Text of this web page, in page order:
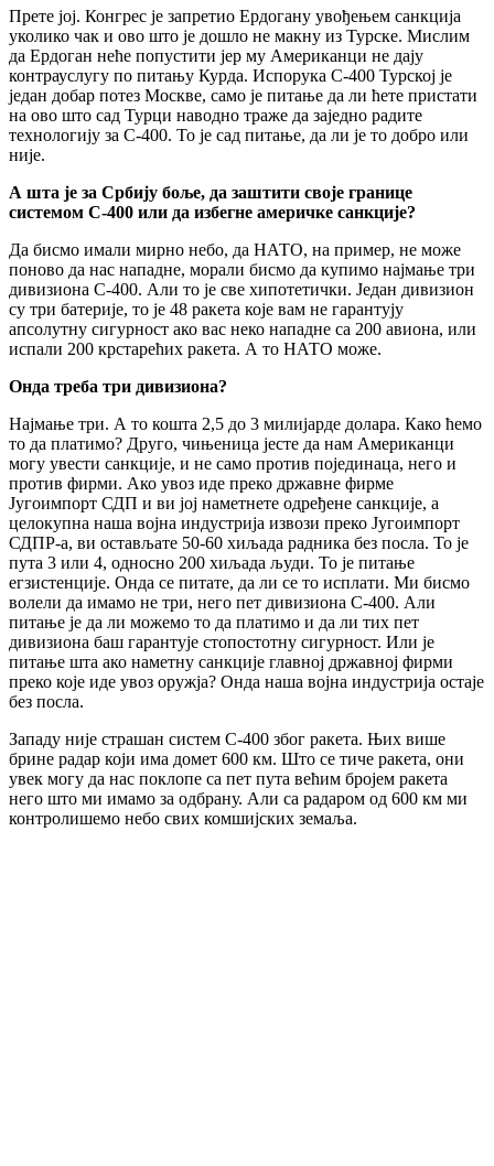
Прете јој. Конгрес је запретио Ердогану увођењем санкција
уколико чак и ово што је дошло не макну из Турске. Мислим
да Ердоган неће попустити јер му Американци не дају
контрауслугу по питању Курда. Испорука С-400 Турској је
један добар потез Москве, само је питање да ли ћете пристати
на ово што сад Турци наводно траже да заједно радите
технологију за С-400. То је сад питање, да ли је то добро или
није.
А шта је за Србију боље, да заштити своје границе
системом С-400 или да избегне америчке санкције?
Да бисмо имали мирно небо, да НАТО, на пример, не може
поново да нас нападне, морали бисмо да купимо најмање три
дивизиона С-400. Али то је све хипотетички. Један дивизион
су три батерије, то је 48 ракета које вам не гарантују
апсолутну сигурност ако вас неко нападне са 200 авиона, или
испали 200 крстарећих ракета. А то НАТО може.
Онда треба три дивизиона?
Најмање три. А то кошта 2,5 до 3 милијарде долара. Како ћемо
то да платимо? Друго, чињеница јесте да нам Американци
могу увести санкције, и не само против појединаца, него и
против фирми. Ако увоз иде преко државне фирме
Југоимпорт СДП и ви јој наметнете одређене санкције, а
целокупна наша војна индустрија извози преко Југоимпорт
СДПР-а, ви остављате 50-60 хиљада радника без посла. То је
пута 3 или 4, односно 200 хиљада људи. То је питање
егзистенције. Онда се питате, да ли се то исплати. Ми бисмо
волели да имамо не три, него пет дивизиона С-400. Али
питање је да ли можемо то да платимо и да ли тих пет
дивизиона баш гарантује стопостотну сигурност. Или је
питање шта ако наметну санкције главној државној фирми
преко које иде увоз оружја? Онда наша војна индустрија остаје
без посла.
Западу није страшан систем С-400 због ракета. Њих више
брине радар који има домет 600 км. Што се тиче ракета, они
увек могу да нас поклопе са пет пута већим бројем ракета
него што ми имамо за одбрану. Али са радаром од 600 км ми
контролишемо небо свих комшијских земаља.